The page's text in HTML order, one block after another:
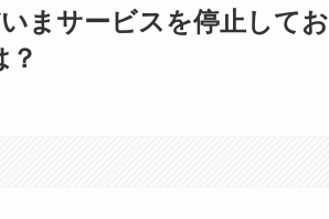
まサービスを停止してお